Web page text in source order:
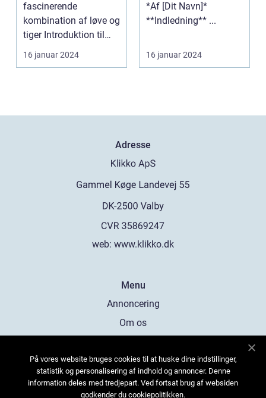
fascinerende
kombination af løve og
tiger Introduktion til
ligerdyr ...
16 januar 2024
*Af [Dit Navn]*
**Indledning** ...
16 januar 2024
Adresse
web: www.klikko.dk
Menu
Annoncering
Om os
Kontakt os
Sitemap
På vores website bruges cookies til at huske dine indstillinger,
statistik og personalisering af indhold og annoncer. Denne
information deles med tredjepart. Ved fortsat brug af websiden
godkender du cookiepolitikken.